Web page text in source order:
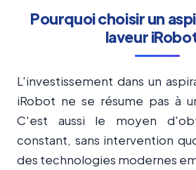
Pourquoi choisir un
laveur
L'investissement dans un
iRobot ne se résume pas à
C'est aussi le moyen
constant, sans intervention
des technologies modernes